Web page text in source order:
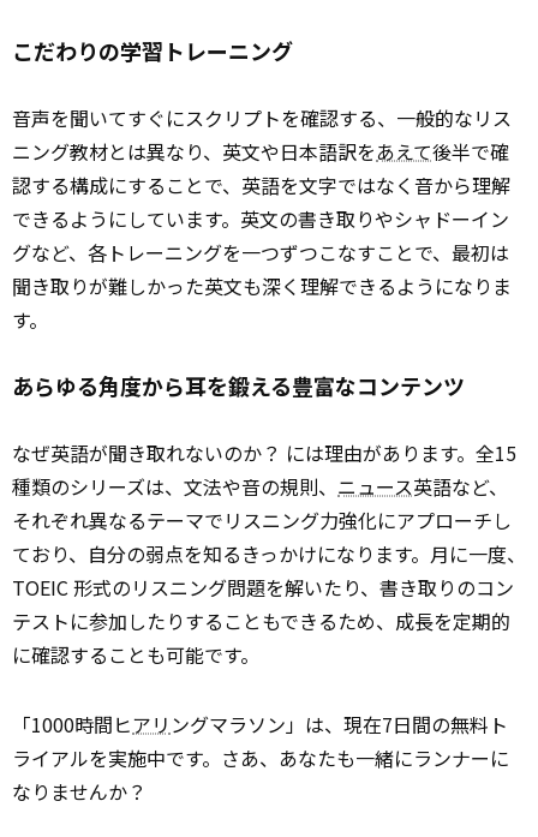
こだわりの学習トレーニング
音声を聞いてすぐにスクリプトを確認する、一般的なリス
ニング教材とは異なり、英文や日本語訳をあえて後半で確
認する構成にすることで、英語を文字ではなく音から理解
できるようにしています。英文の書き取りやシャドーイン
グなど、各トレーニングを一つずつこなすことで、最初は
聞き取りが難しかった英文も深く理解できるようになりま
す。
あらゆる角度から耳を鍛える豊富なコンテンツ
なぜ英語が聞き取れないのか？ には理由があります。全15
種類のシリーズは、文法や音の規則、 ニュース英語など、
それぞれ異なるテーマでリスニング力強化にアプローチし
ており、自分の弱点を知るきっかけになります。月に一度、
TOEIC 形式のリスニング問題を解いたり、書き取りのコン
テストに参加したりすることもできるため、成長を定期的
に確認することも可能です。
「1000時間ヒアリ ングマラソン」は、現在7日間の無料ト
ライアルを実施中です。さあ、あなたも一緒にランナーに
なりませんか？